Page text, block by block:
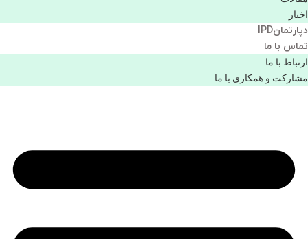
اخبار
دپارتمانIPD
تماس با ما
ارتباط با ما
مشاركت و همكاری با ما